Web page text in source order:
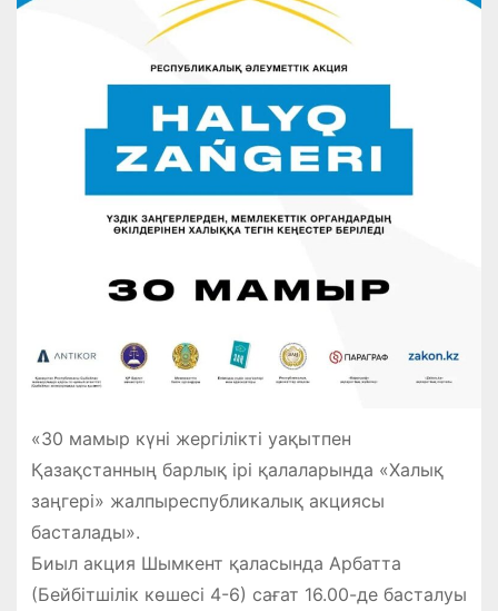
«30 мамыр күні жергілікті уақытпен
Қазақстанның барлық ірі қалаларында «Халық
заңгері» жалпыреспубликалық акциясы
басталады».
Биыл акция Шымкент қаласында Арбатта
(Бейбітшілік көшесі 4-6) сағат 16.00-де басталуы